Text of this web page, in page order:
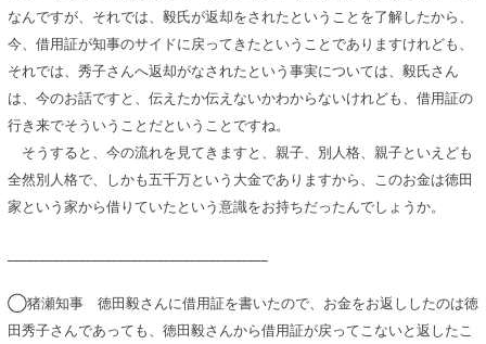
なんですが、それでは、毅氏が返却をされたということを了解したから、
今、借用証が知事のサイドに戻ってきたということでありますけれども、
それでは、秀子さんへ返却がなされたという事実については、毅氏さん
は、今のお話ですと、伝えたか伝えないかわからないけれども、借用証の
行き来でそういうことだということですね。
そうすると、今の流れを見てきますと、親子、別人格、親子といえども
全然別人格で、しかも五千万という大金でありますから、このお金は徳田
家という家から借りていたという意識をお持ちだったんでしょうか。
◯猪瀬知事 徳田毅さんに借用証を書いたので、お金をお返ししたのは徳
田秀子さんであっても、徳田毅さんから借用証が戻ってこないと返したこ